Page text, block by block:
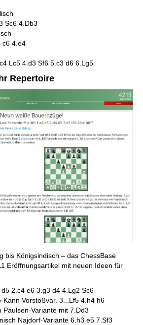
Sc6 4.Db3
c6 4.e4
Lc5 4.d3 Sf6 5.c3 d6 6.Lg5
Repertoire
bis Königsindisch – das ChessBase
Eröffnungsartikel mit neuen Ideen für
2.c4 e6 3.g3 d4 4.Lg2 Sc6
Kann Vorstoßvar. 3...Lf5 4.h4 h6
Paulsen-Variante mit 7.Dd3
Najdorf-Variante 6.h3 e5 7.Sf3